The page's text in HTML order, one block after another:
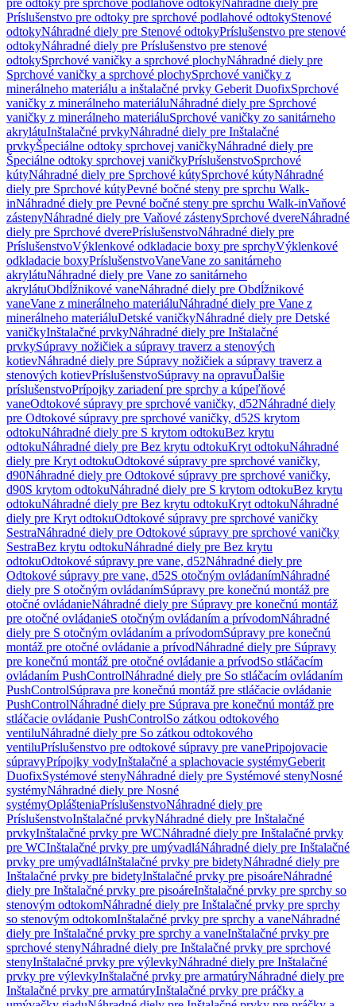
pre odtoky pre sprchové podlahové odtokyNáhradné diely pre
Príslušenstvo pre odtoky pre sprchové podlahové odtokyStenové
odtokyNáhradné diely pre Stenové odtokyPríslušenstvo pre stenové
odtokyNáhradné diely pre Príslušenstvo pre stenové
odtokySprchové vaničky a sprchové plochyNáhradné diely pre
Sprchové vaničky a sprchové plochySprchové vaničky z
minerálneho materiálu a inštalačné prvky Geberit DuofixSprchové
vaničky z minerálneho materiáluNáhradné diely pre Sprchové
vaničky z minerálneho materiáluSprchové vaničky zo sanitárneho
akrylátuInštalačné prvkyNáhradné diely pre Inštalačné
prvkyŠpeciálne odtoky sprchovej vaničkyNáhradné diely pre
Špeciálne odtoky sprchovej vaničkyPríslušenstvoSprchové
kútyNáhradné diely pre Sprchové kútySprchové kútyNáhradné
diely pre Sprchové kútyPevné bočné steny pre sprchu Walk-
inNáhradné diely pre Pevné bočné steny pre sprchu Walk-inVaňové
zástenyNáhradné diely pre Vaňové zástenySprchové dvereNáhradné
diely pre Sprchové dverePríslušenstvoNáhradné diely pre
PríslušenstvoVýklenkové odkladacie boxy pre sprchyVýklenkové
odkladacie boxyPríslušenstvoVaneVane zo sanitárneho
akrylátuNáhradné diely pre Vane zo sanitárneho
akrylátuObdĺžnikové vaneNáhradné diely pre Obdĺžnikové
vaneVane z minerálneho materiáluNáhradné diely pre Vane z
minerálneho materiáluDetské vaničkyNáhradné diely pre Detské
vaničkyInštalačné prvkyNáhradné diely pre Inštalačné
prvkySúpravy nožičiek a súpravy traverz a stenových
kotievNáhradné diely pre Súpravy nožičiek a súpravy traverz a
stenových kotievPríslušenstvoSúpravy na opravuĎalšie
príslušenstvoPrípojky zariadení pre sprchy a kúpeľňové
vaneOdtokové súpravy pre sprchové vaničky, d52Náhradné diely
pre Odtokové súpravy pre sprchové vaničky, d52S krytom
odtokuNáhradné diely pre S krytom odtokuBez krytu
odtokuNáhradné diely pre Bez krytu odtokuKryt odtokuNáhradné
diely pre Kryt odtokuOdtokové súpravy pre sprchové vaničky,
d90Náhradné diely pre Odtokové súpravy pre sprchové vaničky,
d90S krytom odtokuNáhradné diely pre S krytom odtokuBez krytu
odtokuNáhradné diely pre Bez krytu odtokuKryt odtokuNáhradné
diely pre Kryt odtokuOdtokové súpravy pre sprchové vaničky
SestraNáhradné diely pre Odtokové súpravy pre sprchové vaničky
SestraBez krytu odtokuNáhradné diely pre Bez krytu
odtokuOdtokové súpravy pre vane, d52Náhradné diely pre
Odtokové súpravy pre vane, d52S otočným ovládanímNáhradné
diely pre S otočným ovládanímSúpravy pre konečnú montáž pre
otočné ovládanieNáhradné diely pre Súpravy pre konečnú montáž
pre otočné ovládanieS otočným ovládaním a prívodomNáhradné
diely pre S otočným ovládaním a prívodomSúpravy pre konečnú
montáž pre otočné ovládanie a prívodNáhradné diely pre Súpravy
pre konečnú montáž pre otočné ovládanie a prívodSo stláčacím
ovládaním PushControlNáhradné diely pre So stláčacím ovládaním
PushControlSúprava pre konečnú montáž pre stláčacie ovládanie
PushControlNáhradné diely pre Súprava pre konečnú montáž pre
stláčacie ovládanie PushControlSo zátkou odtokového
ventiluNáhradné diely pre So zátkou odtokového
ventiluPríslušenstvo pre odtokové súpravy pre vanePripojovacie
súpravyPrípojky vodyInštalačné a splachovacie systémyGeberit
DuofixSystémové stenyNáhradné diely pre Systémové stenyNosné
systémyNáhradné diely pre Nosné
systémyOplášteniaPríslušenstvoNáhradné diely pre
PríslušenstvoInštalačné prvkyNáhradné diely pre Inštalačné
prvkyInštalačné prvky pre WCNáhradné diely pre Inštalačné prvky
pre WCInštalačné prvky pre umývadláNáhradné diely pre Inštalačné
prvky pre umývadláInštalačné prvky pre bidetyNáhradné diely pre
Inštalačné prvky pre bidetyInštalačné prvky pre pisoáreNáhradné
diely pre Inštalačné prvky pre pisoáreInštalačné prvky pre sprchy so
stenovým odtokomNáhradné diely pre Inštalačné prvky pre sprchy
so stenovým odtokomInštalačné prvky pre sprchy a vaneNáhradné
diely pre Inštalačné prvky pre sprchy a vaneInštalačné prvky pre
sprchové stenyNáhradné diely pre Inštalačné prvky pre sprchové
stenyInštalačné prvky pre výlevkyNáhradné diely pre Inštalačné
prvky pre výlevkyInštalačné prvky pre armatúryNáhradné diely pre
Inštalačné prvky pre armatúryInštalačné prvky pre práčky a